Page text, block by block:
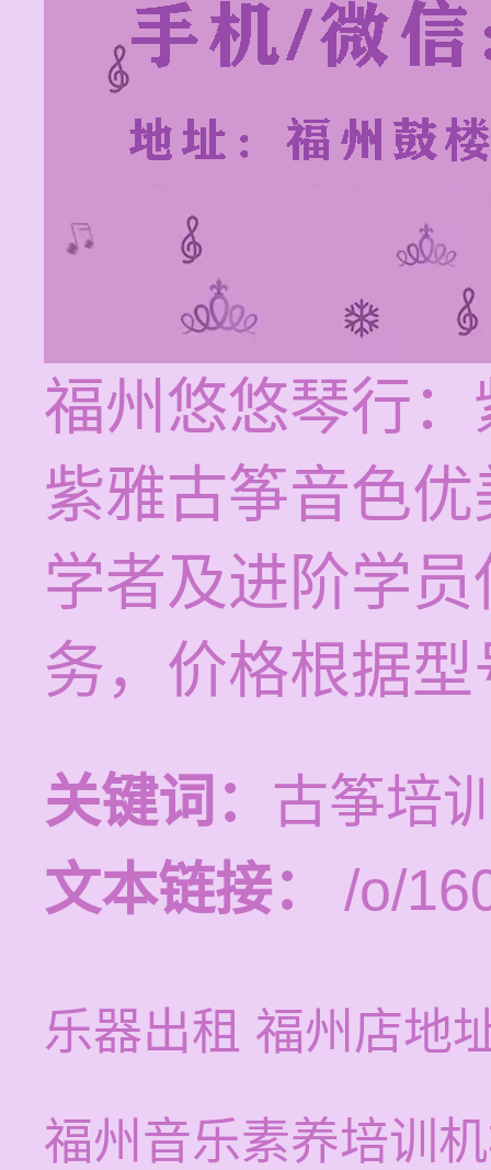
福州悠悠琴行
紫雅古筝音色
学者及进阶学
务，价格根据
关键词： 古筝培
文本链接：
/o/
乐器出租 福州店地
福州音乐素养培训